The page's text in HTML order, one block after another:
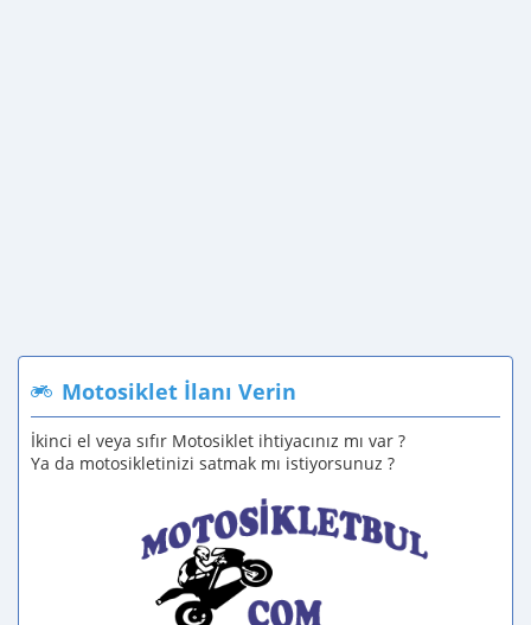
Motosiklet İlanı Verin
İkinci el veya sıfır Motosiklet ihtiyacınız mı var ?
Ya da motosikletinizi satmak mı istiyorsunuz ?